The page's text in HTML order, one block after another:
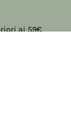
ai 59€